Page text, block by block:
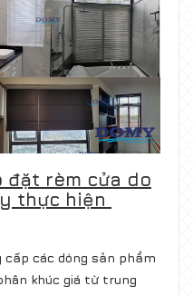
đặt rèm cửa do
thực hiện
cấp các dòng sản phẩm
khúc giá từ trung